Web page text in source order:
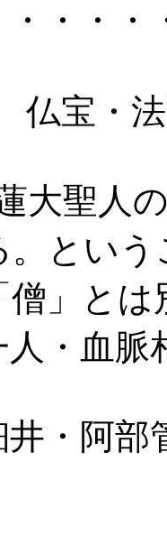
・・・
宝・法
大聖人
。という
僧」と
人・血脈
・阿部